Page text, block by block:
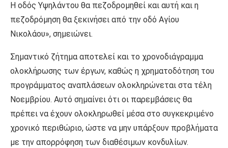
Η οδός Υψηλάντου θα πεζοδρομηθεί και αυτή και η
πεζοδρόμηση θα ξεκινήσει από την οδό Αγίου
Νικολάου», σημειώνει.
Σημαντικό ζήτημα αποτελεί και το χρονοδιάγραμμα
ολοκλήρωσης των έργων, καθώς η χρηματοδότηση του
προγράμματος αναπλάσεων ολοκληρώνεται στα τέλη
Νοεμβρίου. Αυτό σημαίνει ότι οι παρεμβάσεις θα
πρέπει να έχουν ολοκληρωθεί μέσα στο συγκεκριμένο
χρονικό περιθώριο, ώστε να μην υπάρξουν προβλήματα
με την απορρόφηση των διαθέσιμων κονδυλίων.